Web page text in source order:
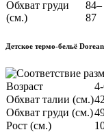
Обхват груди
(см.)
84–
87
Детское термо-бельё
Возраст
Обхват талии (см.)
Обхват груди (см.)
Рост (см.)